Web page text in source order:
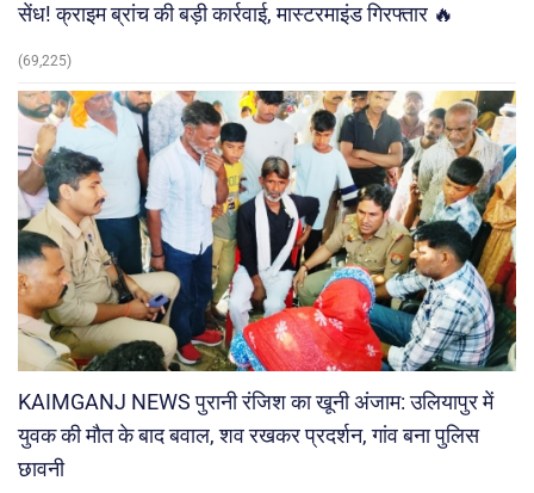
सेंध! क्राइम ब्रांच की बड़ी कार्रवाई, मास्टरमाइंड गिरफ्तार 🔥
(69,225)
KAIMGANJ NEWS पुरानी रंजिश का खूनी अंजाम: उलियापुर में
युवक की मौत के बाद बवाल, शव रखकर प्रदर्शन, गांव बना पुलिस
छावनी